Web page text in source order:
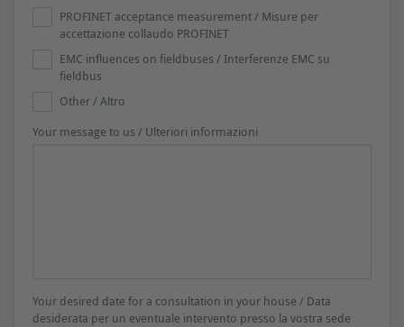
PROFINET acceptance measurement / Misure per
accettazione collaudo PROFINET
EMC influences on fieldbuses / Interferenze EMC su
fieldbus
Other / Altro
Your message to us / Ulteriori informazioni
Your desired date for a consultation in your house / Data
desiderata per un eventuale intervento presso la vostra sede